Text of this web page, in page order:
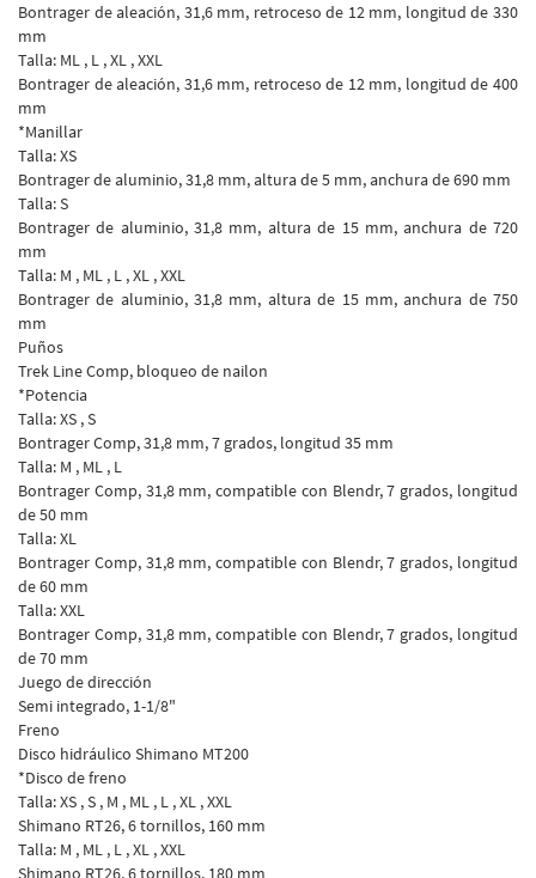
Bontrager de aleación, 31,6 mm, retroceso de 12 mm, longitud de 330
mm
Talla: ML , L , XL , XXL
Bontrager de aleación, 31,6 mm, retroceso de 12 mm, longitud de 400
mm
*Manillar
Talla: XS
Bontrager de aluminio, 31,8 mm, altura de 5 mm, anchura de 690 mm
Talla: S
Bontrager de aluminio, 31,8 mm, altura de 15 mm, anchura de 720
mm
Talla: M , ML , L , XL , XXL
Bontrager de aluminio, 31,8 mm, altura de 15 mm, anchura de 750
mm
Puños
Trek Line Comp, bloqueo de nailon
*Potencia
Talla: XS , S
Bontrager Comp, 31,8 mm, 7 grados, longitud 35 mm
Talla: M , ML , L
Bontrager Comp, 31,8 mm, compatible con Blendr, 7 grados, longitud
de 50 mm
Talla: XL
Bontrager Comp, 31,8 mm, compatible con Blendr, 7 grados, longitud
de 60 mm
Talla: XXL
Bontrager Comp, 31,8 mm, compatible con Blendr, 7 grados, longitud
de 70 mm
Juego de dirección
Semi integrado, 1-1/8"
Freno
Disco hidráulico Shimano MT200
*Disco de freno
Talla: XS , S , M , ML , L , XL , XXL
Shimano RT26, 6 tornillos, 160 mm
Talla: M , ML , L , XL , XXL
Shimano RT26, 6 tornillos, 180 mm